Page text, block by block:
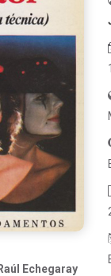
Echegaray